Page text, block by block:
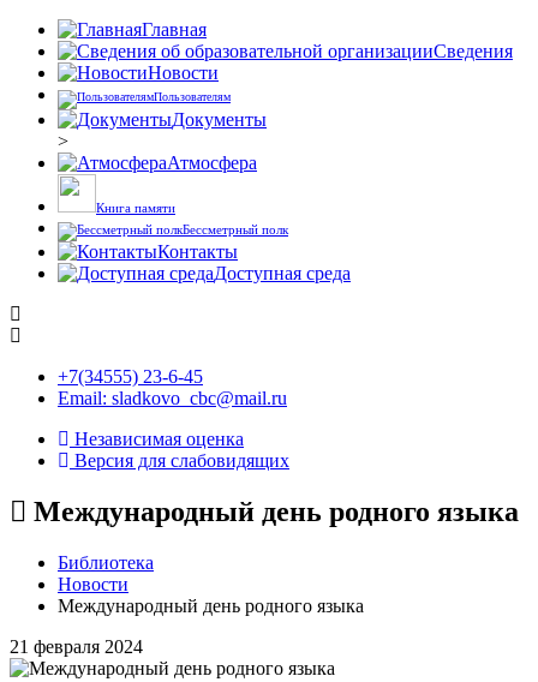
Главная
Сведения
Новости
Пользователям
Документы
>
Атмосфера
Книга памяти
Бессметрный полк
Контакты
Доступная среда
+7(34555) 23-6-45
Email: sladkovo_cbc@mail.ru
Независимая оценка
Версия для слабовидящих
Международный день родного языка
Библиотека
Новости
Международный день родного языка
21 февраля 2024